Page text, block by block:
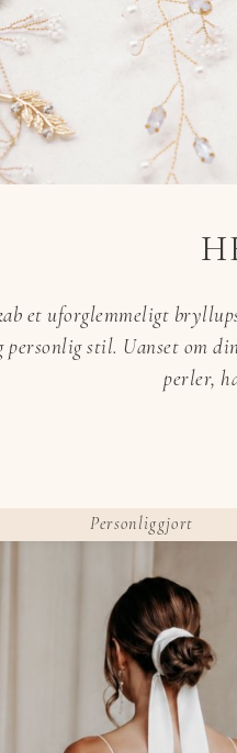
et uforglemmeligt
personlig stil. Uanset om
perler,
Personliggjort